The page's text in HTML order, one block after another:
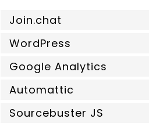
Join.chat
WordPress
Google Analytics
Automattic
Sourcebuster JS